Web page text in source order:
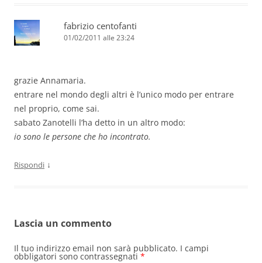
fabrizio centofanti
01/02/2011 alle 23:24
grazie Annamaria.
entrare nel mondo degli altri è l’unico modo per entrare
nel proprio, come sai.
sabato Zanotelli l’ha detto in un altro modo:
io sono le persone che ho incontrato.
Rispondi ↓
Lascia un commento
Il tuo indirizzo email non sarà pubblicato. I campi
obbligatori sono contrassegnati *